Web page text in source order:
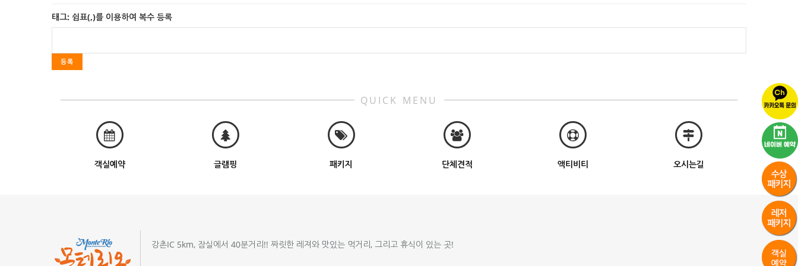
태그: 쉼표(,)를 이용하여 복수 등록
QUICK MENU
객실예약 글램핑 패키지 단체견적 액티비티 오시는길
강촌IC 5km, 잠실에서 40분거리!! 짜릿한 레져와 맛있는 먹거리, 그리고 휴식이 있는 곳!